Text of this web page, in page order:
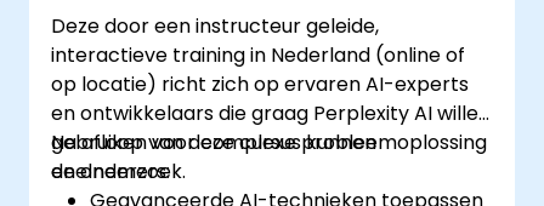
Deze door een instructeur geleide,
interactieve training in Nederland (online of
op locatie) richt zich op ervaren AI-experts
en ontwikkelaars die graag Perplexity AI willen
gebruiken voor complexe probleemoplossing
en onderzoek.
Na afloop van deze cursus kunnen
deelnemers: